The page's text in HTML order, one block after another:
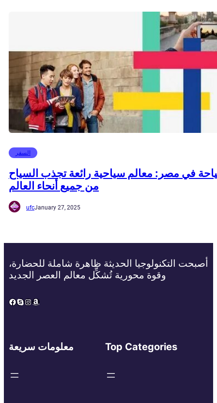
السفر
في مصر: معالم سياحية رائعة تجذب السياح
من جميع أنحاء العالم
ufcJanuary 27, 2025
أصبحت التكنولوجيا الحديثة ظاهرة شاملة للحضارة،
وقوة محورية تُشكِّل معالم العصر الجديد
Facebook
Skype
Instagram
Amazon
معلومات سريعة Top Categories